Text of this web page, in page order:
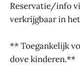
Reservatie/info
verkrijgbaar in
** Toegankelijk
dove kinderen.**